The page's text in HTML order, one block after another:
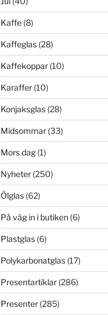
Kaffe(8)
Kaffeglas(28)
Kaffekoppar(10)
Karaffer(10)
Konjaksglas(28)
Midsommar(33)
Mors dag(1)
Nyheter(250)
Ölglas(62)
På väg in i butiken(6)
Plastglas(6)
Polykarbonatglas(17)
Presentartiklar(286)
Presenter(285)